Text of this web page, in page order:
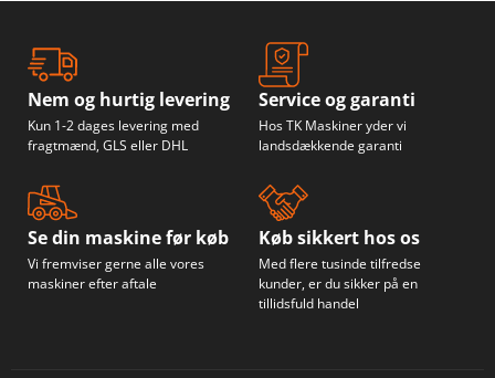
Nem og hurtig levering
Kun 1-2 dages levering med
fragtmænd, GLS eller DHL
Service og garanti
Hos TK Maskiner yder vi
landsdækkende garanti
Se din maskine før køb
Vi fremviser gerne alle vores
maskiner efter aftale
Køb sikkert hos os
Med flere tusinde tilfredse
kunder, er du sikker på en
tillidsfuld handel